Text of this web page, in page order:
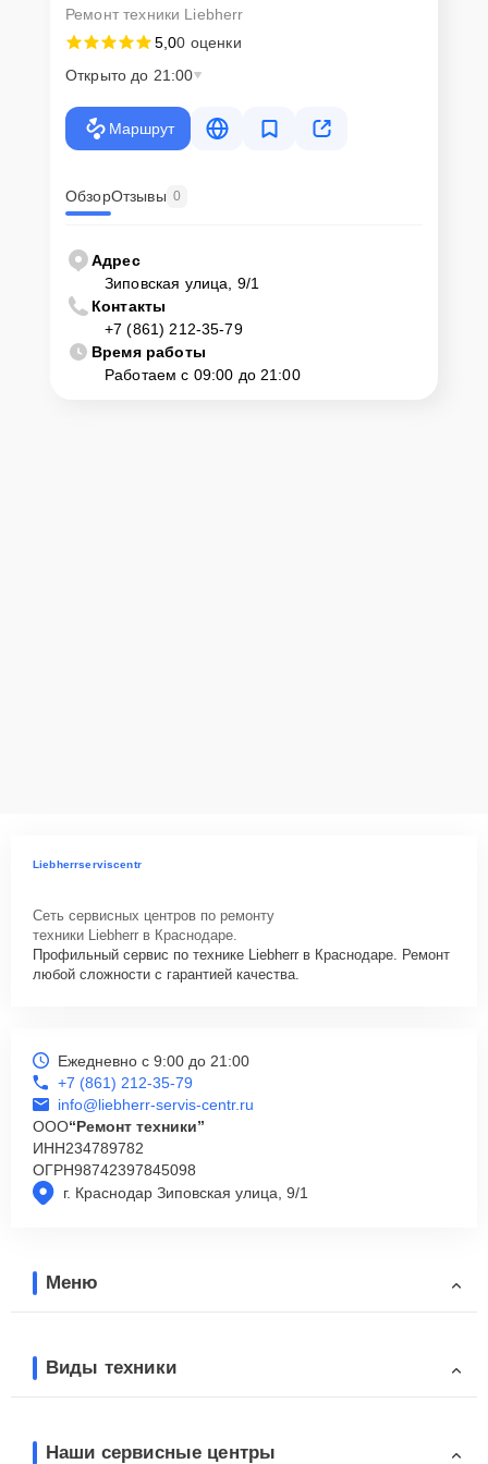
Ремонт техники Liebherr
5,00 оценки
Открыто до 21:00
Маршрут
ОбзорОтзывы 0
Адрес
Зиповская улица, 9/1
Контакты
+7 (861) 212-35-79
Время работы
Работаем с 09:00 до 21:00
Liebherrserviscentr
Сеть сервисных центров по ремонту
техники Liebherr в Краснодаре.
Профильный сервис по технике Liebherr в Краснодаре. Ремонт
любой сложности с гарантией качества.
г. Краснодар Зиповская улица, 9/1
Ежедневно с 9:00 до 21:00
+7 (861) 212-35-79
info@liebherr-servis-centr.ru
ООО“Ремонт техники”
ИНН234789782
ОГРН98742397845098
Меню
Виды техники
Наши сервисные центры